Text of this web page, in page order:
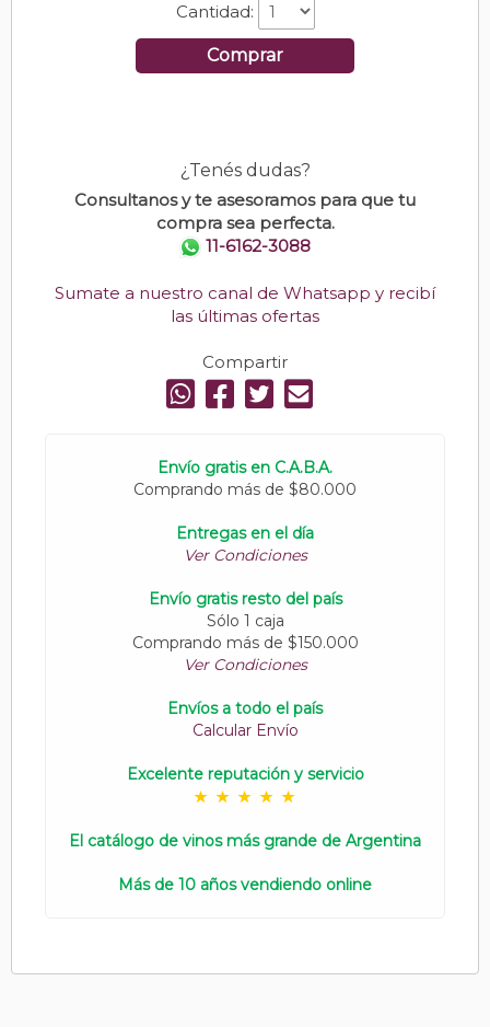
Cantidad:
Comprar
¿Tenés dudas?
Consultanos y te asesoramos para que tu
compra sea perfecta.
11-6162-3088
Sumate a nuestro canal de Whatsapp y recibí
las últimas ofertas
Compartir
Envío gratis en C.A.B.A.
Comprando más de $80.000
Entregas en el día
Ver Condiciones
Envío gratis resto del país
Sólo 1 caja
Comprando más de $150.000
Ver Condiciones
Envíos a todo el país
Calcular Envío
Excelente reputación y servicio
El catálogo de vinos más grande de Argentina
Más de 10 años vendiendo online